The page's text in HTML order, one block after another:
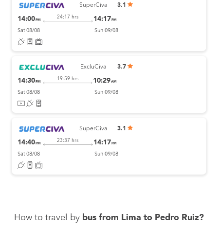
SuperCiva 3.1
14:00 PM
24:17 hrs 14:17 PM
Sat 08/08 Sun 09/08
ExcluCiva 3.7
14:30 PM
19:59 hrs 10:29AM
Sat 08/08 Sun 09/08
SuperCiva 3.1
14:40 PM
23:37 hrs 14:17 PM
Sat 08/08 Sun 09/08
How to travel by bus from Lima to Pedro Ruiz?